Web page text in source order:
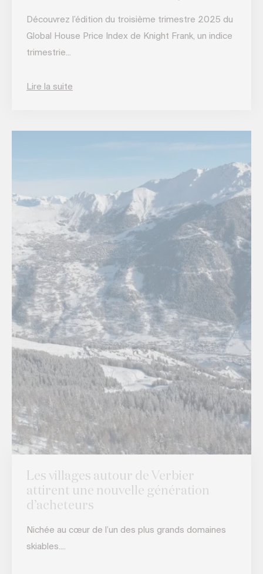
Découvrez l’édition du troisième trimestre 2025 du
Global House Price Index de Knight Frank, un indice
trimestrie...
Lire la suite
Les villages autour de Verbier
attirent une nouvelle génération
d’acheteurs
Nichée au cœur de l’un des plus grands domaines
skiables....